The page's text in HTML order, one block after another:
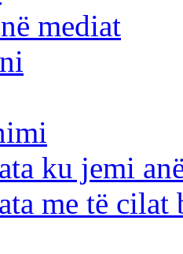
mediat
ku jemi
me të cilat